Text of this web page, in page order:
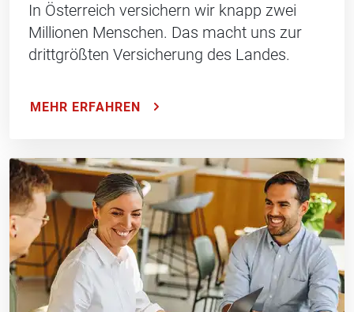
In Österreich versichern wir knapp zwei
Millionen Menschen. Das macht uns zur
drittgrößten Versicherung des Landes.
MEHR ERFAHREN